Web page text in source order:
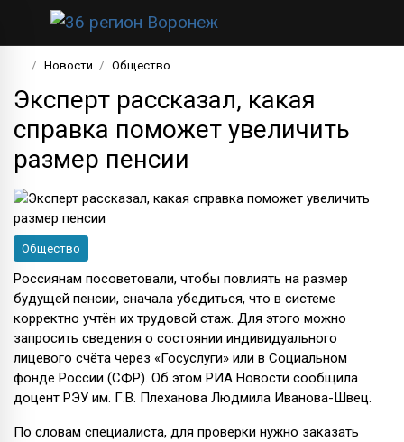
Новости Общество
Эксперт рассказал, какая
справка поможет увеличить
размер пенсии
Общество
Россиянам посоветовали, чтобы повлиять на размер
будущей пенсии, сначала убедиться, что в системе
корректно учтён их трудовой стаж. Для этого можно
запросить сведения о состоянии индивидуального
лицевого счёта через «Госуслуги» или в Социальном
фонде России (СФР). Об этом РИА Новости сообщила
доцент РЭУ им. Г.В. Плеханова Людмила Иванова-Швец.
По словам специалиста, для проверки нужно заказать